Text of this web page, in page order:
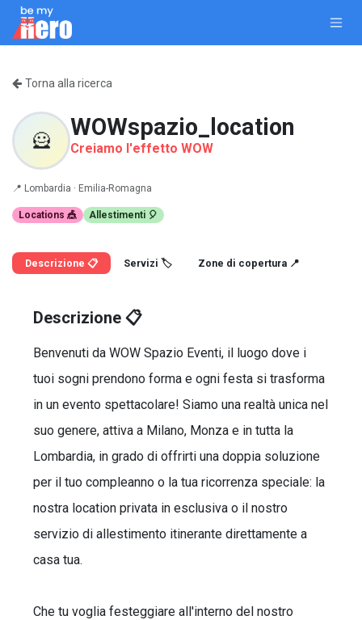
Passa al contenuto
Torna alla ricerca
🦸 WOWspazio_location
Creiamo l'effetto WOW
📍 Lombardia · Emilia-Romagna
Locations 🎪 Allestimenti 🎈
Descrizione 📋 Servizi 🏷️ Zone di copertura 📍
Descrizione 📋
Benvenuti da WOW Spazio Eventi, il luogo dove i
tuoi sogni prendono forma e ogni festa si trasforma
in un evento spettacolare! Siamo una realtà unica nel
suo genere, attiva a Milano, Monza e in tutta la
Lombardia, in grado di offrirti una doppia soluzione
per il tuo compleanno o la tua ricorrenza speciale: la
nostra location privata in esclusiva o il nostro
servizio di allestimento itinerante direttamente a
casa tua.
Che tu voglia festeggiare all'interno del nostro